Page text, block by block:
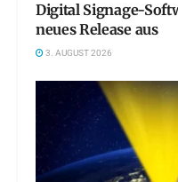
Digital Signage-
neues Release aus
3. AUGUST 2026